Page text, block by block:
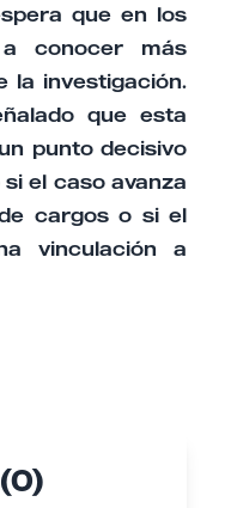
que en los
conocer más
la investigación.
que esta
punto decisivo
el caso avanza
cargos o si el
vinculación a